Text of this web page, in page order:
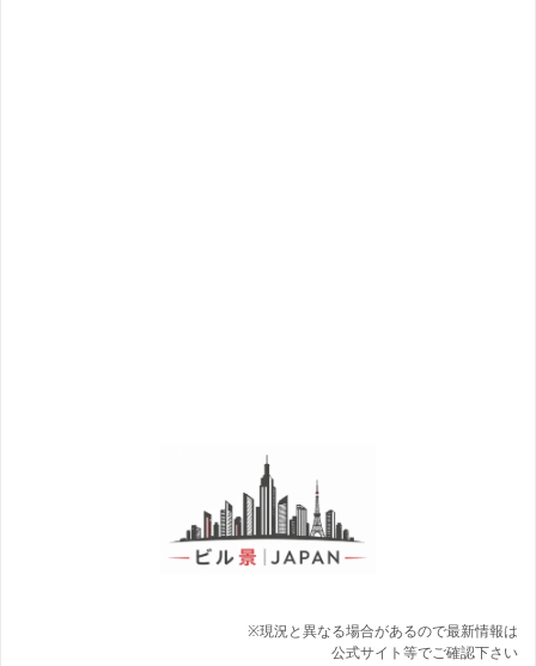
※現況と異なる場合があるので最新情報は
公式サイト等でご確認下さい